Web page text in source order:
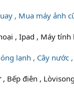
, Mua máy ảnh
, Ipad , Máy tính
lạnh , Cây nước
Bếp điên ,